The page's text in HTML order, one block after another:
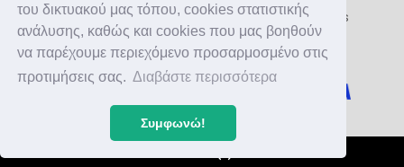
του δικτυακού μας τόπου, cookies στατιστικής
ανάλυσης, καθώς και cookies που μας βοηθούν
να παρέχουμε περιεχόμενο προσαρμοσμένο στις
προτιμήσεις σας. Διαβάστε περισσότερα
Συμφωνώ!
Copyright © 2016-2026 Pharmacy Expert. All rights
reserved.